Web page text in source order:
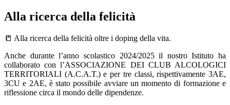
Alla ricerca della felicità
📒 Alla ricerca della felicità oltre i doping della vita.
Anche durante l’anno scolastico 2024/2025 il nostro Istituto ha
collaborato con l’ASSOCIAZIONE DEI CLUB ALCOLOGICI
TERRITORIALI (A.C.A.T.) e per tre classi, rispettivamente 3AE,
3CU e 2AE, è stato possibile avviare un momento di formazione e
riflessione circa il mondo delle dipendenze.